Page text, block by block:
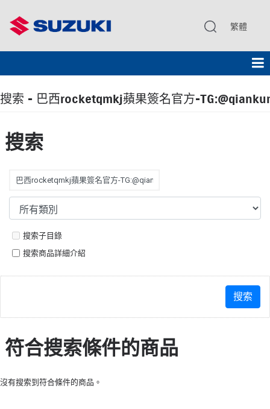
繁體
搜索 - 巴西rocketqmkj蘋果簽名官方-
搜索
搜索子目錄
搜索商品詳細介紹
符合搜索條件的商品
沒有搜索到符合條件的商品。